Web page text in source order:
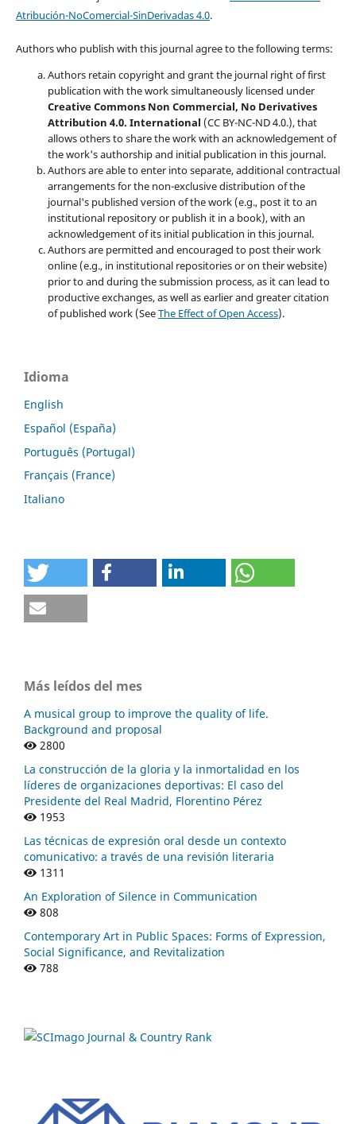
Atribución-NoComercial-SinDerivadas 4.0.
Authors who publish with this journal agree to the following terms:
Authors retain copyright and grant the journal right of first
publication with the work simultaneously licensed under
Creative Commons Non Commercial, No Derivatives
Attribution 4.0. International (CC BY-NC-ND 4.0.), that
allows others to share the work with an acknowledgement of
the work's authorship and initial publication in this journal.
Authors are able to enter into separate, additional contractual
arrangements for the non-exclusive distribution of the
journal's published version of the work (e.g., post it to an
institutional repository or publish it in a book), with an
acknowledgement of its initial publication in this journal.
Authors are permitted and encouraged to post their work
online (e.g., in institutional repositories or on their website)
prior to and during the submission process, as it can lead to
productive exchanges, as well as earlier and greater citation
of published work (SeeThe Effect of Open Access).
Idioma
English
Español (España)
Português (Portugal)
Français (France)
Italiano
Más leídos del mes
A musical group to improve the quality of life.
Background and proposal
2800
La construcción de la gloria y la inmortalidad en los
líderes de organizaciones deportivas: El caso del
Presidente del Real Madrid, Florentino Pérez
1953
Las técnicas de expresión oral desde un contexto
comunicativo: a través de una revisión literaria
1311
An Exploration of Silence in Communication
808
Contemporary Art in Public Spaces: Forms of Expression,
Social Significance, and Revitalization
788